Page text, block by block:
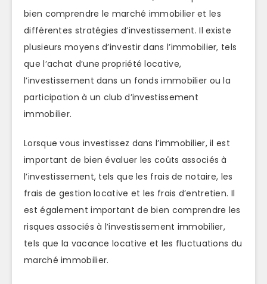
bien comprendre le marché immobilier et les
différentes stratégies d’investissement. Il existe
plusieurs moyens d’investir dans l’immobilier, tels
que l’achat d’une propriété locative,
l’investissement dans un fonds immobilier ou la
participation à un club d’investissement
immobilier.
Lorsque vous investissez dans l’immobilier, il est
important de bien évaluer les coûts associés à
l’investissement, tels que les frais de notaire, les
frais de gestion locative et les frais d’entretien. Il
est également important de bien comprendre les
risques associés à l’investissement immobilier,
tels que la vacance locative et les fluctuations du
marché immobilier.